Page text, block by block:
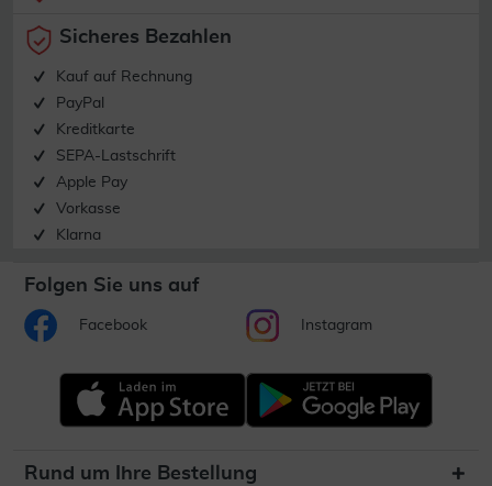
Sicheres Bezahlen
Kauf auf Rechnung
PayPal
Kreditkarte
SEPA-Lastschrift
Apple Pay
Vorkasse
Klarna
Folgen Sie uns auf
Facebook Instagram
Rund um Ihre Bestellung